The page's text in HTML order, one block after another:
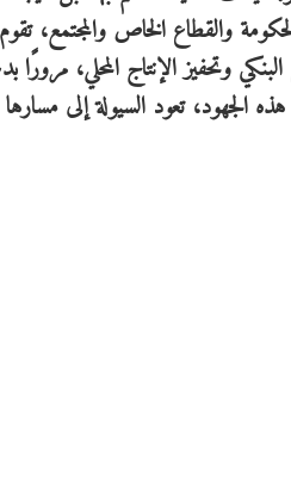
والقطاع الخاص والمجتمع، تقوم
وتحفيز الإنتاج المحلي،
الجهود، تعود السيولة إلى